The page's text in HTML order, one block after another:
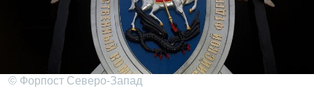
© Форпост Северо-Запад